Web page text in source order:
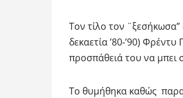
Τον τίλο τον
δεκαετία ’80-’90)
προσπάθειά του να
Το θυμήθηκα καθώς